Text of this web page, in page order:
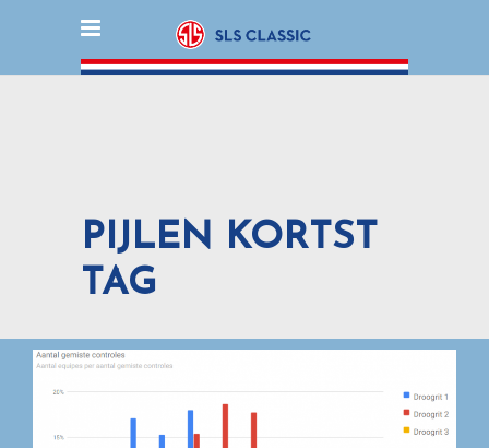
PIJLEN KORTST
TAG